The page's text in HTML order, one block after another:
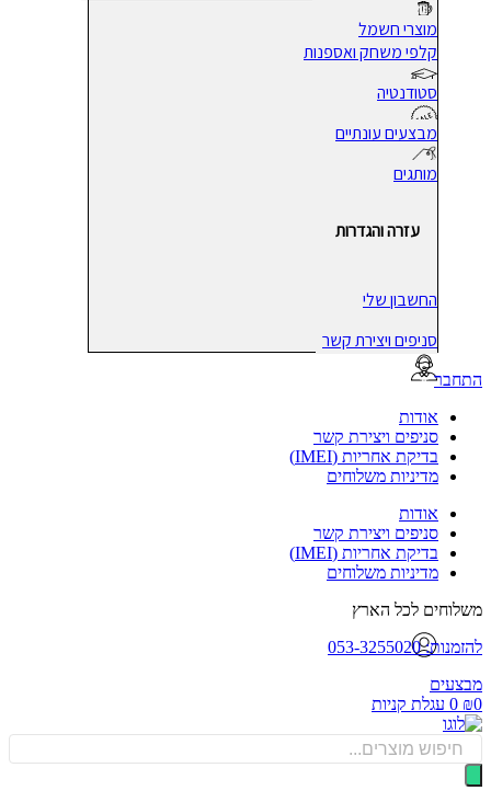
מוצרי חשמל
קלפי משחק ואספנות
סטודנטיה
מבצעים עונתיים
מותגים
עזרה והגדרות
החשבון שלי
סניפים ויצירת קשר
אודות
סניפים ויצירת קשר
בדיקת אחריות (IMEI)
מדיניות משלוחים
אודות
סניפים ויצירת קשר
בדיקת אחריות (IMEI)
מדיניות משלוחים
לכל הארץ
053-3255020
0 עגלת קניות